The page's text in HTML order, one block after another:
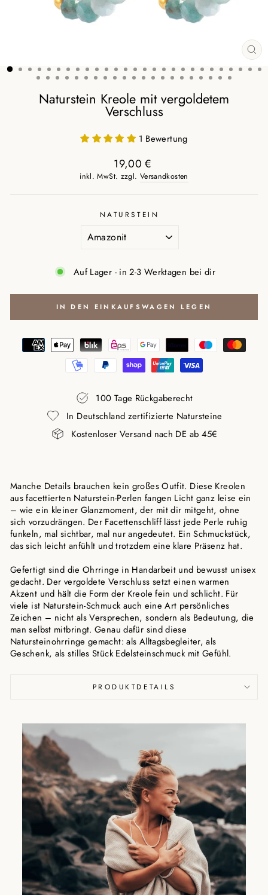
Naturstein Kreole mit vergoldetem
Verschluss
1 Bewertung
Normaler
Preis
19,00 €
inkl. MwSt. zzgl. Versandkosten
NATURSTEIN
Auf Lager - in 2-3 Werktagen bei dir
IN DEN EINKAUFSWAGEN LEGEN
100 Tage Rückgaberecht
In Deutschland zertifizierte Natursteine
Kostenloser Versand nach DE ab 45€
Manche Details brauchen kein großes Outfit. Diese Kreolen
aus facettierten Naturstein-Perlen fangen Licht ganz leise ein
– wie ein kleiner Glanzmoment, der mit dir mitgeht, ohne
sich vorzudrängen. Der Facettenschliff lässt jede Perle ruhig
funkeln, mal sichtbar, mal nur angedeutet. Ein Schmuckstück,
das sich leicht anfühlt und trotzdem eine klare Präsenz hat.
Gefertigt sind die Ohrringe in Handarbeit und bewusst unisex
gedacht. Der vergoldete Verschluss setzt einen warmen
Akzent und hält die Form der Kreole fein und schlicht. Für
viele ist Naturstein-Schmuck auch eine Art persönliches
Zeichen – nicht als Versprechen, sondern als Bedeutung, die
man selbst mitbringt. Genau dafür sind diese
Natursteinohrringe gemacht: als Alltagsbegleiter, als
Geschenk, als stilles Stück Edelsteinschmuck mit Gefühl.
PRODUKTDETAILS